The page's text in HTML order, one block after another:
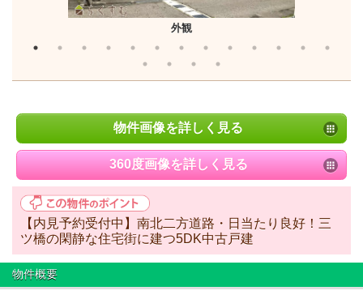
外観
物件画像を詳しく見る
360度画像を詳しく見る
【内見予約受付中】南北二方道路・日当たり良好！三
ツ橋の閑静な住宅街に建つ5DK中古戸建
物件概要